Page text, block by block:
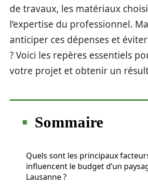
de travaux, les matériaux
l’expertise du professionnel.
anticiper ces dépenses et
? Voici les repères essentiels
votre projet et obtenir un
Sommaire
Quels sont les principaux
influencent le budget d’un
Lausanne ?